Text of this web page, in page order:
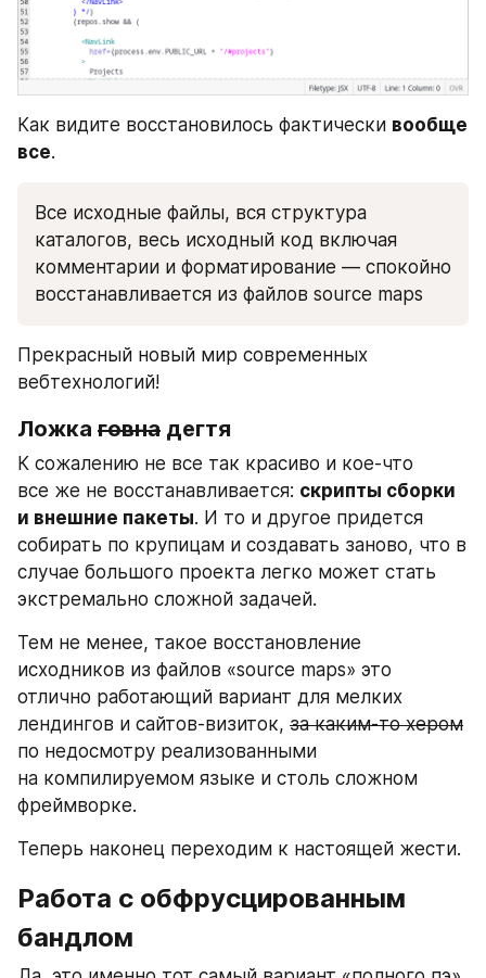
Как видите восстановилось фактически вообще
все.
Все исходные файлы, вся структура
каталогов, весь исходный код включая
комментарии и форматирование — спокойно
восстанавливается из файлов source maps
Прекрасный новый мир современных
вебтехнологий!
Ложка говна дегтя
К сожалению не все так красиво и кое-что
все же не восстанавливается: скрипты сборки
и внешние пакеты. И то и другое придется
собирать по крупицам и создавать заново, что в
случае большого проекта легко может стать
экстремально сложной задачей.
Тем не менее, такое восстановление
исходников из файлов «source maps» это
отлично работающий вариант для мелких
лендингов и сайтов-визиток, за каким-то хером
по недосмотру реализованными
на компилируемом языке и столь сложном
фреймворке.
Теперь наконец переходим к настоящей жести.
Работа с обфрусцированным
бандлом